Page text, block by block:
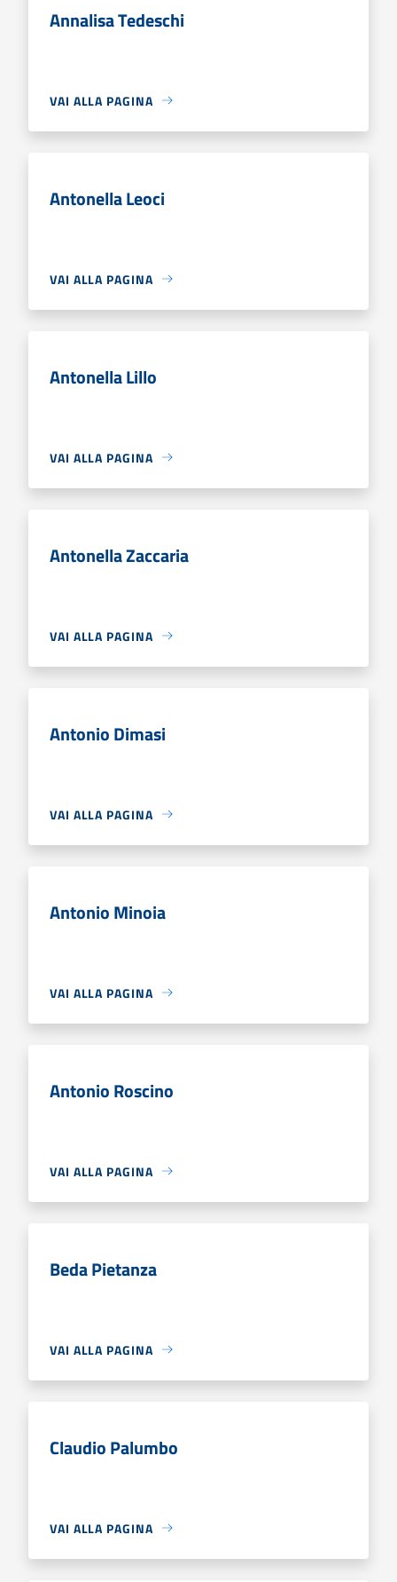
Annalisa Tedeschi
VAI ALLA PAGINA
Antonella Leoci
VAI ALLA PAGINA
Antonella Lillo
VAI ALLA PAGINA
Antonella Zaccaria
VAI ALLA PAGINA
Antonio Dimasi
VAI ALLA PAGINA
Antonio Minoia
VAI ALLA PAGINA
Antonio Roscino
VAI ALLA PAGINA
Beda Pietanza
VAI ALLA PAGINA
Claudio Palumbo
VAI ALLA PAGINA